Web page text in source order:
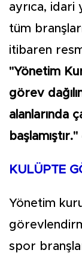
ayrıca, idari
tüm
itibaren
"Yönetim
görev
alanlarında
başlamıştır."
KULÜPTE
Yönetim
spor